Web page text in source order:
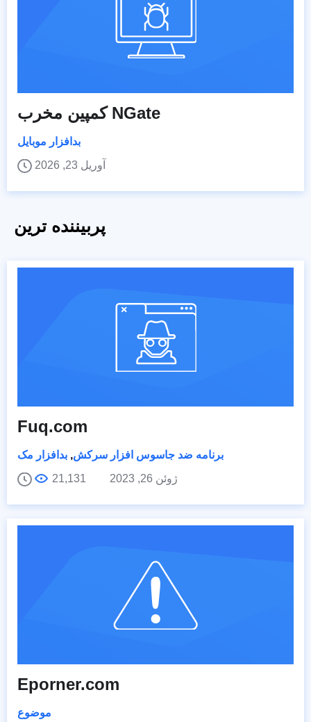
کمپین مخرب NGate
بدافزار موبایل
آوریل 23, 2026
پربیننده ترین
Fuq.com
برنامه ضد جاسوس افزار سرکش, بدافزار مک
ژوئن 26, 2023
21,131
Eporner.com
موضوع